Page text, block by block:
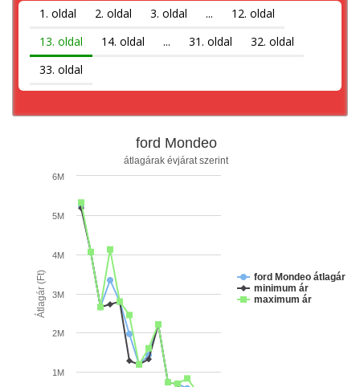
1. oldal
2. oldal 3. oldal ...
12. oldal
13. oldal
14. oldal ... 31. oldal
32. oldal
33. oldal
Átlagár (Ft)
ford Mondeo
átlagárak évjárat szerint
ford Mondeo átlagár
minimum ár
maximum ár
1M
2M
3M
4M
5M
6M